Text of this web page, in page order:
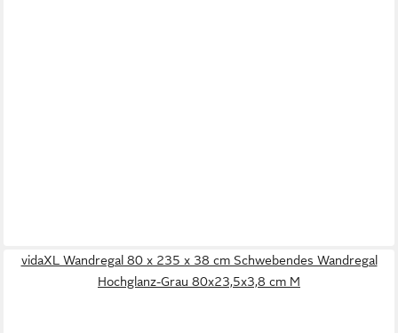
vidaXL Wandregal 80 x 235 x 38 cm Schwebendes Wandregal
Hochglanz-Grau 80x23,5x3,8 cm M